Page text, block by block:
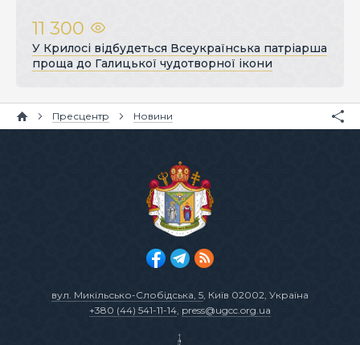
11 300
У Крилосі відбудеться Всеукраїнська патріарша
проща до Галицької чудотворної ікони
Пресцентр Новини
вул. Микільсько-Слобідська, 5, Київ 02002, Україна
+380 (44) 541-11-14, press@ugcc.org.ua